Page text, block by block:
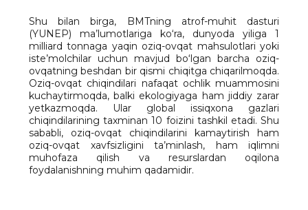
Shu bilan birga, BMTning atrof-muhit dasturi
(YUNEP) ma’lumotlariga ko‘ra, dunyoda yiliga 1
milliard tonnaga yaqin oziq-ovqat mahsulotlari yoki
iste’molchilar uchun mavjud bo‘lgan barcha oziq-
ovqatning beshdan bir qismi chiqitga chiqarilmoqda.
Oziq-ovqat chiqindilari nafaqat ochlik muammosini
kuchaytirmoqda, balki ekologiyaga ham jiddiy zarar
yetkazmoqda. Ular global issiqxona gazlari
chiqindilarining taxminan 10 foizini tashkil etadi. Shu
sababli, oziq-ovqat chiqindilarini kamaytirish ham
oziq-ovqat xavfsizligini ta’minlash, ham iqlimni
muhofaza qilish va resurslardan oqilona
foydalanishning muhim qadamidir.